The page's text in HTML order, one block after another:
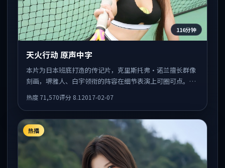
116分钟
天火行动 原声中字
本片为日本班底打造的传记片，克里斯托弗·诺兰擅长群像
刻画，堺雅人、白宇领衔的阵容在细节表演上可圈可点。剧
热度 71,570评分 8.1 2017-02-07
热播